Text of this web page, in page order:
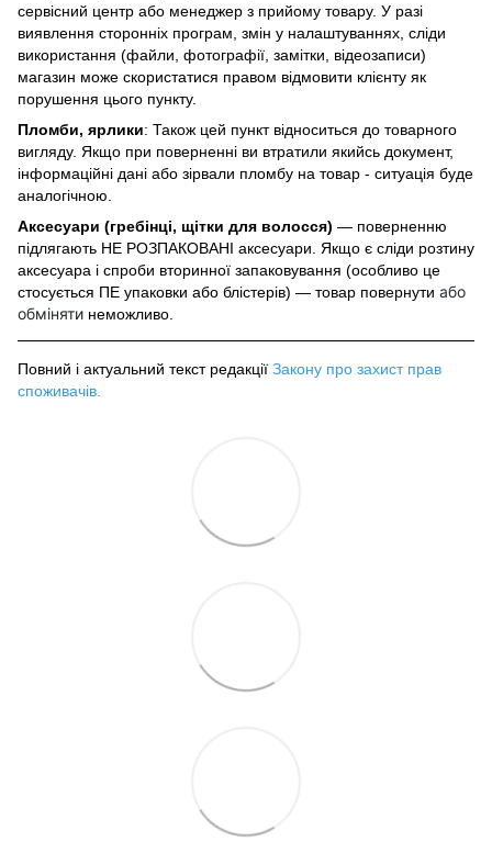
сервісний центр або менеджер з прийому товару. У разі
виявлення сторонніх програм, змін у налаштуваннях, сліди
використання (файли, фотографії, замітки, відеозаписи)
магазин може скористатися правом відмовити клієнту як
порушення цього пункту.
Пломби, ярлики: Також цей пункт відноситься до товарного
вигляду. Якщо при поверненні ви втратили якийсь документ,
інформаційні дані або зірвали пломбу на товар - ситуація буде
аналогічною.
Аксесуари (гребінці, щітки для волосся) — поверненню
підлягають НЕ РОЗПАКОВАНІ аксесуари. Якщо є сліди розтину
аксесуара і спроби вторинної запаковування (особливо це
стосується ПЕ упаковки або блістерів) — товар повернути або
обміняти неможливо.
Повний і актуальний текст редакції Закону про захист прав
споживачів.